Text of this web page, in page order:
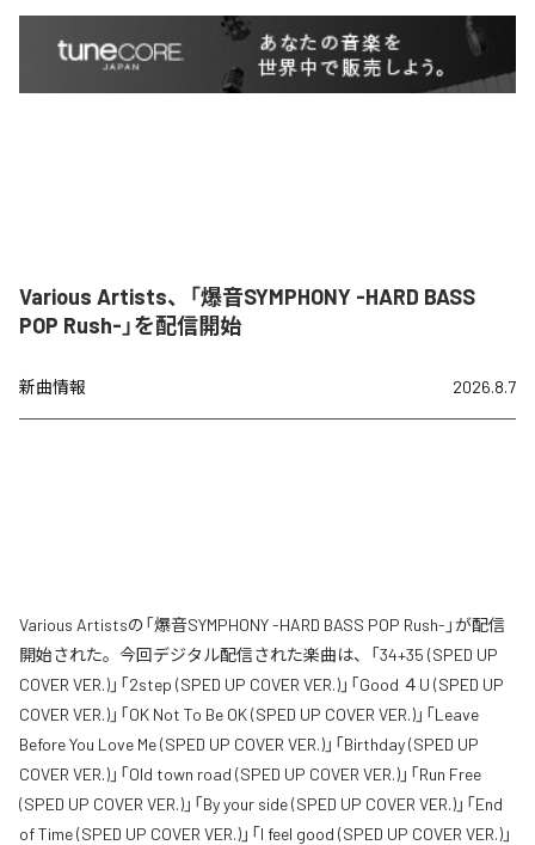
Various Artists、「爆音SYMPHONY -HARD BASS
POP Rush-」を配信開始
新曲情報 2026.8.7
Various Artistsの「爆音SYMPHONY -HARD BASS POP Rush-」が配信
開始された。今回デジタル配信された楽曲は、「34+35 (SPED UP
COVER VER.)」「2step (SPED UP COVER VER.)」「Good ４U (SPED UP
COVER VER.)」「OK Not To Be OK (SPED UP COVER VER.)」「Leave
Before You Love Me (SPED UP COVER VER.)」「Birthday (SPED UP
COVER VER.)」「Old town road (SPED UP COVER VER.)」「Run Free
(SPED UP COVER VER.)」「By your side (SPED UP COVER VER.)」「End
of Time (SPED UP COVER VER.)」「I feel good (SPED UP COVER VER.)」